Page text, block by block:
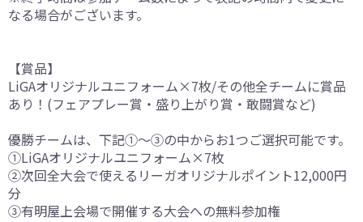
なる場合がございます。
【賞品】
LiGAオリジナルユニフォーム×7枚/その他全チームに賞品
あり！(フェアプレー賞・盛り上がり賞・敢闘賞など)
優勝チームは、下記①～③の中からお1つご選択可能です。
①LiGAオリジナルユニフォーム×7枚
②次回全大会で使えるリーガオリジナルポイント12,000円
分
③有明屋上会場で開催する大会への無料参加権